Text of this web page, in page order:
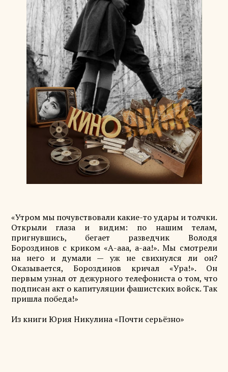
«Утром мы почувствовали какие-то удары и толчки.
Открыли глаза и видим: по нашим телам,
пригнувшись, бегает разведчик Володя
Бороздинов с криком «А-ааа, а-аа!». Мы смотрели
на него и думали — уж не свихнулся ли он?
Оказывается, Бороздинов кричал «Ура!». Он
первым узнал от дежурного телефониста о том, что
подписан акт о капитуляции фашистских войск. Так
пришла победа!»
Из книги Юрия Никулина «Почти серьёзно»